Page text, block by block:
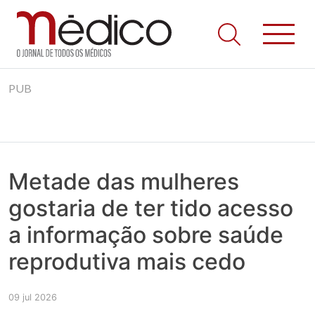
to
Jornal Médico
Médico – O Jornal de Todos os Médicos. Onde as notícias
realmente contam! Tudo o que se passa na Saúde!
PUB
Metade das mulheres
gostaria de ter tido acesso
a informação sobre saúde
reprodutiva mais cedo
09 jul 2026